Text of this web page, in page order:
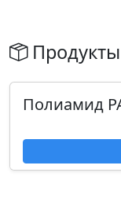
Продукты
Полиамид